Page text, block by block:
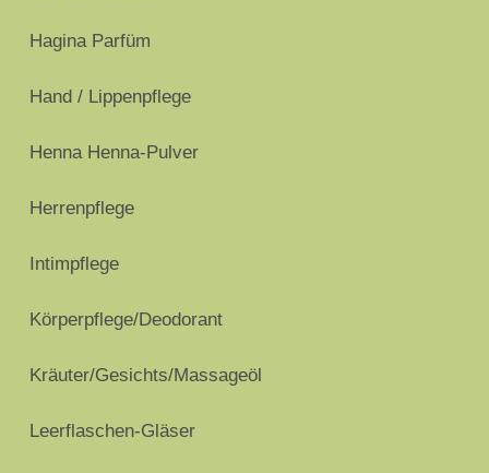
Hagina Parfüm
Hand / Lippenpflege
Henna Henna-Pulver
Herrenpflege
Intimpflege
Körperpflege/Deodorant
Kräuter/Gesichts/Massageöl
Leerflaschen-Gläser